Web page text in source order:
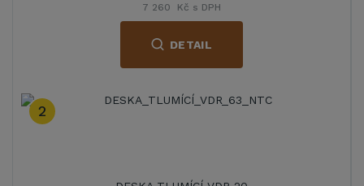
7 260 Kč s DPH
DETAIL
2